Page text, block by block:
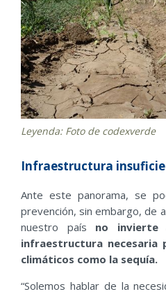
Leyenda: Foto de codexverde
Infraestructura
Ante este panorama, se
prevención, sin embargo, de
nuestro país
no invierte
infraestructura necesaria
climáticos como la sequía.
“Solemos hablar de la